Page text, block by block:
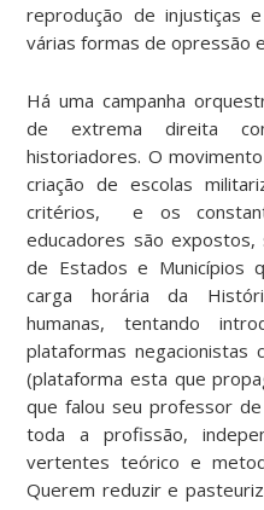
reprodução de injustiças
várias formas de opressão
Há uma campanha
de extrema direita
historiadores. O movimento
criação de escolas
critérios, e os
educadores são expostos,
de Estados e Municípios
carga horária da
humanas, tentando
plataformas negacionistas
(plataforma esta que
que falou seu professor
toda a profissão,
vertentes teórico e
Querem reduzir e